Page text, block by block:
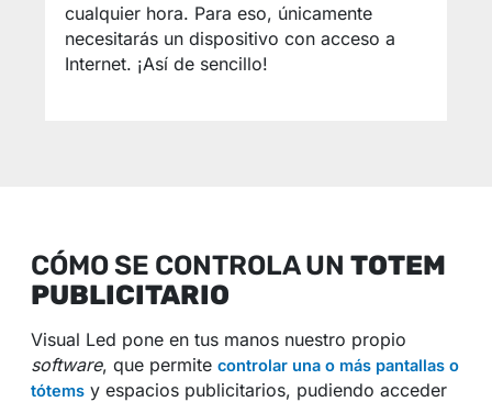
cualquier hora. Para eso, únicamente
necesitarás un dispositivo con acceso a
Internet. ¡Así de sencillo!
CÓMO SE CONTROLA UN TOTEM
PUBLICITARIO
Visual Led pone en tus manos nuestro propio
software, que permite controlar una o más pantallas o
tótems y espacios publicitarios, pudiendo acceder